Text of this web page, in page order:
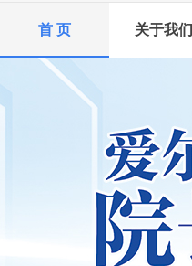
首 页 关于我们